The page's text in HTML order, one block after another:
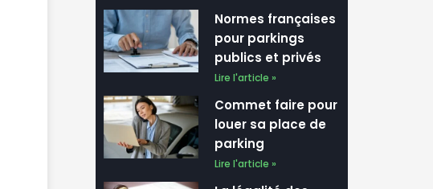
Normes françaises
pour parkings
publics et privés
Lire l'article »
Commet faire pour
louer sa place de
parking
Lire l'article »